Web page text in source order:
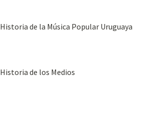
Historia de la Música Popular Uruguaya
Historia de los Medios